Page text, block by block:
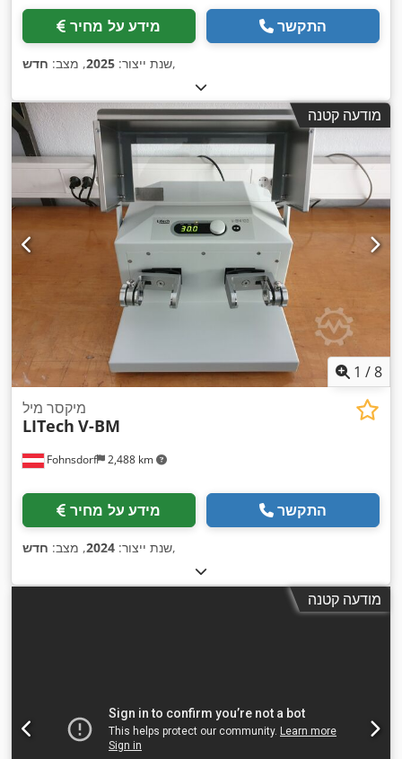
מידע על מחיר התקשר
שנת ייצור: 2025, מצב: חדש ,
מודעה קטנה
1 /8
Fohnsdorf 2,488 km
מיקסר מיל
LITech V-BM
מידע על מחיר התקשר
שנת ייצור: 2024, מצב: חדש ,
מודעה קטנה